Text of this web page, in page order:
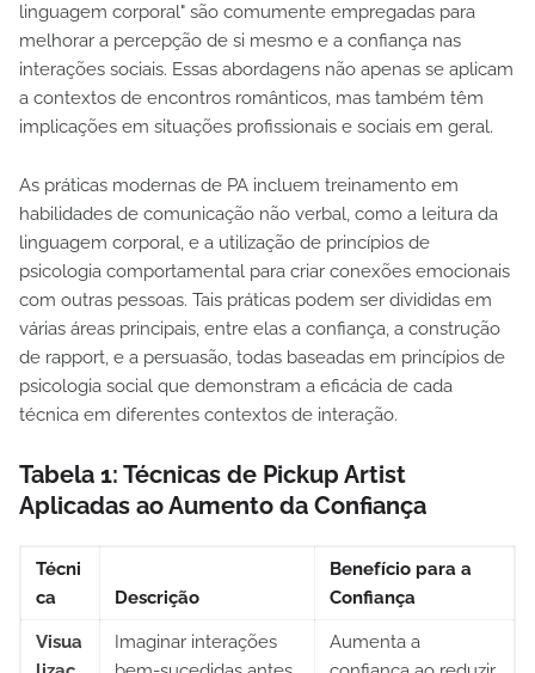
linguagem corporal" são comumente empregadas para
melhorar a percepção de si mesmo e a confiança nas
interações sociais. Essas abordagens não apenas se aplicam
a contextos de encontros românticos, mas também têm
implicações em situações profissionais e sociais em geral.
As práticas modernas de PA incluem treinamento em
habilidades de comunicação não verbal, como a leitura da
linguagem corporal, e a utilização de princípios de
psicologia comportamental para criar conexões emocionais
com outras pessoas. Tais práticas podem ser divididas em
várias áreas principais, entre elas a confiança, a construção
de rapport, e a persuasão, todas baseadas em princípios de
psicologia social que demonstram a eficácia de cada
técnica em diferentes contextos de interação.
Tabela 1: Técnicas de Pickup Artist
Aplicadas ao Aumento da Confiança
Técni
ca
Descrição
Benefício para a
Confiança
Visua
Imaginar interações
Aumenta a